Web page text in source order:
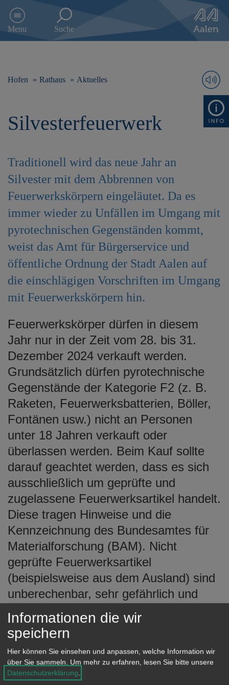
e
n
Menu Suche
Hofen Rathaus Aktuelles
Silvesterfeuerwerk
Traditionell wird das neue Jahr an
Silvester mit dem Abbrennen von
Feuerwerkskörpern eingeläutet. Da es
immer wieder zu Unfällen im Umgang mit
pyrotechnischen Gegenständen kommt,
weist das Amt für Bürgerservice und
öffentliche Ordnung der Stadt Aalen auf
die einschlägigen Vorschriften im Umgang
mit Feuerwerkskörpern hin.
Feuerwerkskörper dürfen in diesem
Jahr nur in der Zeit vom 28. bis 31.
Dezember 2024 verkauft werden.
Grundsätzlich dürfen pyrotechnische
Gegenstände der Kategorie F2 (z. B.
Raketen, Feuerwerksbatterien, Böller,
Fontänen usw.) nicht an Personen
unter 18 Jahren verkauft oder
überlassen werden. Beim Kauf sollte
darauf geachtet werden, dass es sich
ausschließlich um geprüfte und
zugelassene Feuerwerksartikel handelt.
Diese tragen Hinweise und die
Kennzeichnung des Bundesamtes für
Materialforschung (BAM). Nicht
geprüfte Feuerwerksartikel
(beispielsweise aus dem Ausland) sind
unberechenbar, sehr gefährlich und
deshalb verboten.
Das Abbrennen von pyrotechnischen
Gegenständen ist nur am 31.
Dezember und 1. Januar eines Jahres
erlaubt (Ausnahme ist bei Vorliegen
Informationen die wir
speichern
Hier können Sie einsehen und anpassen, welche Information wir
über Sie sammeln.
Um mehr zu erfahren, lesen Sie bitte unsere
Datenschutzerklärung